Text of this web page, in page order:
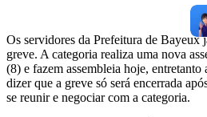
Os servidores da Prefeitura de Bayeux
greve. A categoria realiza uma nova
(8) e fazem assembleia hoje, entretanto
dizer que a greve só será encerrada
se reunir e negociar com a categoria.